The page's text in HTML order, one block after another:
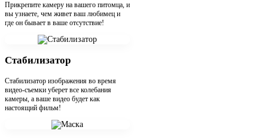
Прикрепите камеру на вашего питомца, и
вы узнаете, чем живет ваш любимец и
где он бывает в ваше отсутствие!
Стабилизатор
Стабилизатор изображения во время
видео-съемки уберет все колебания
камеры, а ваше видео будет как
настоящий фильм!